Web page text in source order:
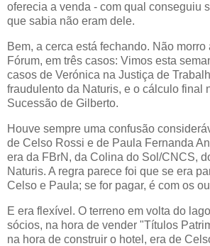
oferecia a venda - com qual conseguiu
que sabia não eram dele.
Bem, a cerca está fechando. Não morro
Fórum, em três casos: Vimos esta
casos de Verónica na Justiça de
fraudulento da Naturis, e o cálculo final
Sucessão de Gilberto.
Houve sempre uma confusão
de Celso Rossi e de Paula Fernanda
era da FBrN, da Colina do Sol/CNCS,
Naturis. A regra parece foi que se era
Celso e Paula; se for pagar, é com os
E era flexível. O terreno em volta do
sócios, na hora de vender "Títulos
na hora de construir o hotel, era de